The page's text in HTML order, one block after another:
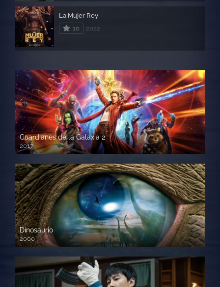
La Mujer Rey
10
2022
Guardianes de la Galaxia 2
2017
720p HD
Dinosaurio
2000
720 HD